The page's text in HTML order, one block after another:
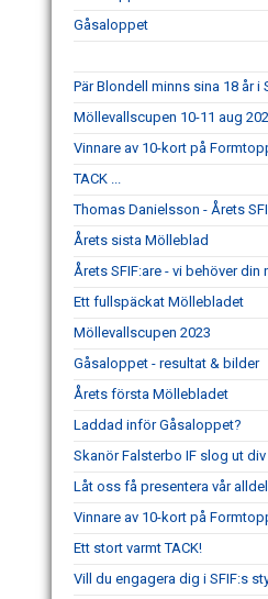
Gåsaloppet
Pär Blondell minns sina 18 år i
Möllevallscupen 10-11 aug
Vinnare av 10-kort på
TACK ...
Thomas Danielsson - Årets
Årets sista Mölleblad
Årets SFIF:are - vi behöver
Ett fullspäckat Möllebladet
Möllevallscupen 2023
Gåsaloppet - resultat & bilder
Årets första Möllebladet
Laddad inför Gåsaloppet?
Skanör Falsterbo IF slog ut
Låt oss få presentera vår
Vinnare av 10-kort på
Ett stort varmt TACK!
Vill du engagera dig i SFIF:s